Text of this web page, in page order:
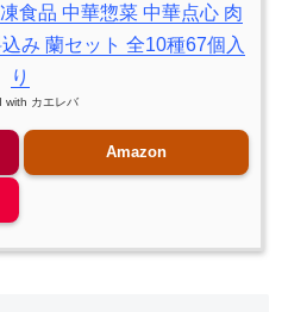
食品 中華惣菜 中華点心 肉
み 蘭セット 全10種67個入
り
with カエレバ
Amazon